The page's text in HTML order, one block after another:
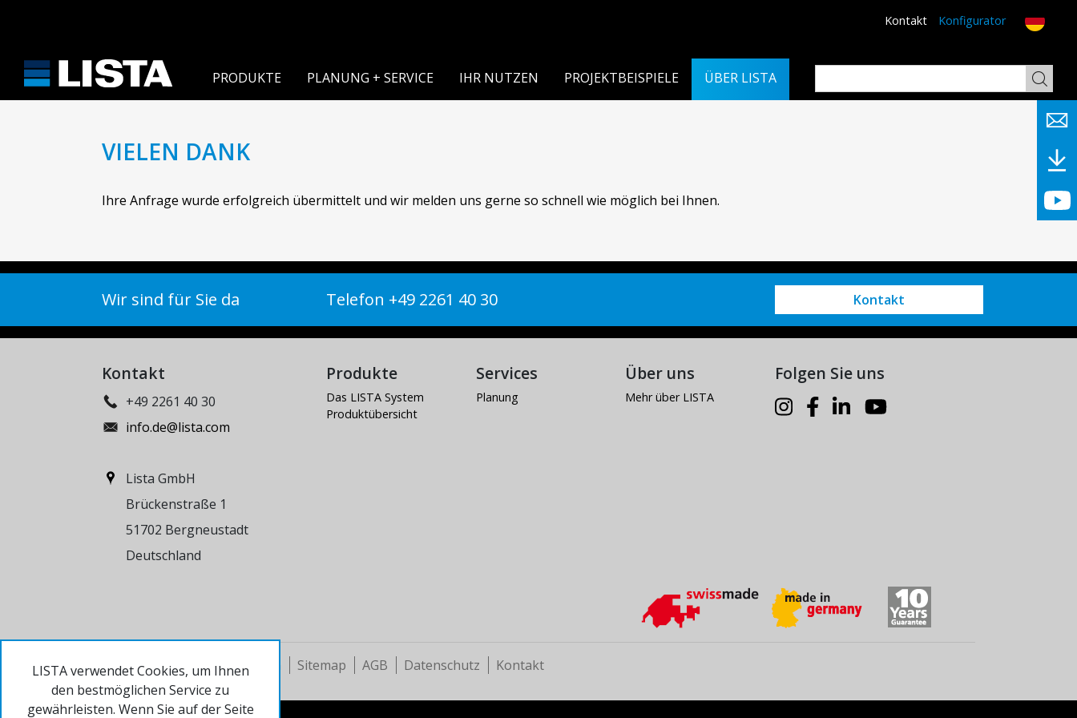
LISTA verwendet Cookies, um Ihnen
den bestmöglichen Service zu
gewährleisten. Wenn Sie auf der Seite
Kontakt Konfigurator
PRODUKTE PLANUNG + SERVICE IHR NUTZEN PROJEKTBEISPIELE ÜBER LISTA
VIELEN DANK
Ihre Anfrage wurde erfolgreich übermittelt und wir melden uns gerne so schnell wie möglich bei Ihnen.
Wir sind für Sie da Telefon +49 2261 40 30 Kontakt
Kontakt
+49 2261 40 30
info.de@lista.com
Lista GmbH
Brückenstraße 1
51702 Bergneustadt
Deutschland
Produkte
Das LISTA System
Produktübersicht
Services
Planung
Über uns
Mehr über LISTA
Folgen Sie uns
© 2024 Lista AG Impressum Sitemap AGB Datenschutz Kontakt